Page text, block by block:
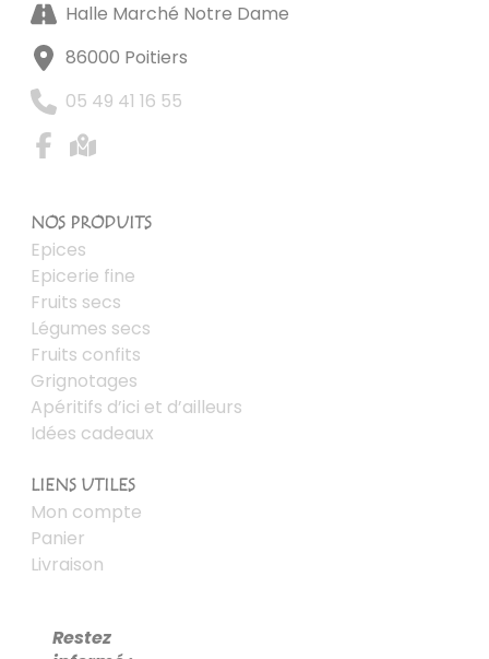
Halle Marché Notre Dame
86000 Poitiers
05 49 41 16 55
NOS PRODUITS
Epices
Epicerie fine
Fruits secs
Légumes secs
Fruits confits
Grignotages
Apéritifs d’ici et d’ailleurs
Idées cadeaux
LIENS UTILES
Mon compte
Panier
Livraison
Restez